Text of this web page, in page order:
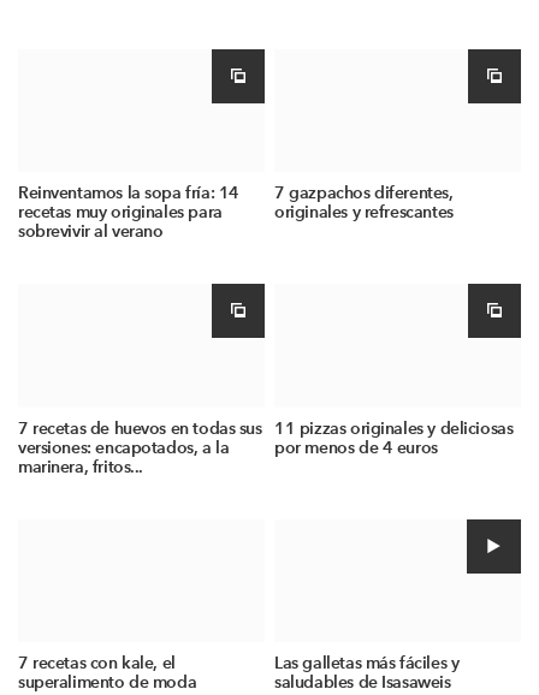
Reinventamos la sopa fría: 14
recetas muy originales para
sobrevivir al verano
7 gazpachos diferentes,
originales y refrescantes
7 recetas de huevos en todas sus
versiones: encapotados, a la
marinera, fritos...
11 pizzas originales y deliciosas
por menos de 4 euros
7 recetas con kale, el
superalimento de moda
Las galletas más fáciles y
saludables de Isasaweis